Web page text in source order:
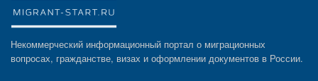
Некоммерческий информационный портал о миграционных
вопросах, гражданстве, визах и оформлении документов в России.